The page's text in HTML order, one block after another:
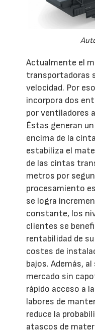
Actualmente el
transportadoras
velocidad. Por
incorpora dos
por ventiladores
Éstas generan
encima de la
estabiliza el
de las cintas
metros por
procesamiento
se logra
constante, los
clientes se
rentabilidad de
costes de
bajos. Además,
mercado sin
rápido acceso a
labores de
reduce la
atascos de